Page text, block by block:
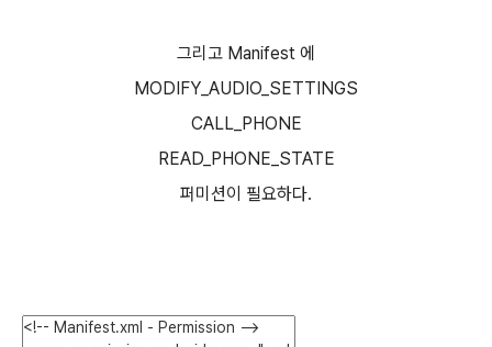
그리고 Manifest 에
MODIFY_AUDIO_SETTINGS
CALL_PHONE
READ_PHONE_STATE
퍼미션이 필요하다.